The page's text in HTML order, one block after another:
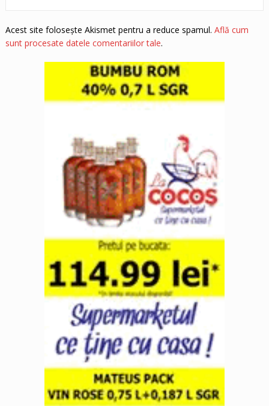
Acest site folosește Akismet pentru a reduce spamul. Află cum
sunt procesate datele comentariilor tale.